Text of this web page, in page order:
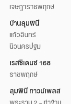
เจษฎาราชพฤกษ์
บ้านลุมพินี
แก้วอินทร์
นิวนครปฐม
เรสซิเดนซ์ 168
ราชพฤกษ์
ลุมพินี ทาวน์เพลส